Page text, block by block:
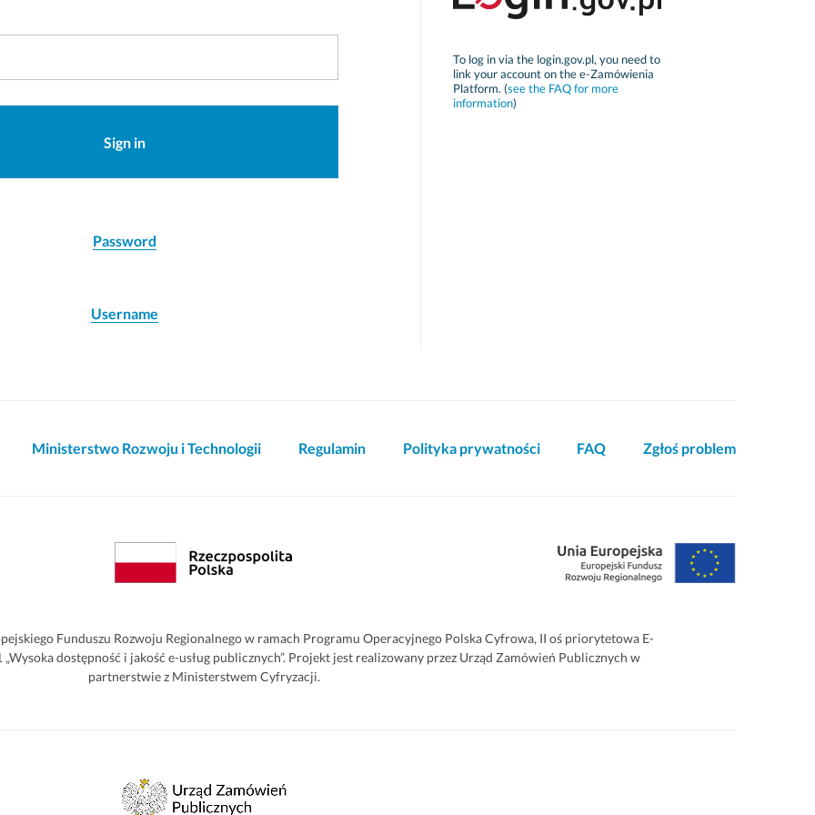
Sign in
Password
Username
To log in via the login.gov.pl, you need to
link your account on the e-Zamówienia
Platform. (see the FAQ for more
information)
Ministerstwo Rozwoju i Technologii Regulamin Polityka prywatności FAQ Zgłoś problem
Funduszu Rozwoju Regionalnego w ramach Programu Operacyjnego Polska Cyfrowa, II oś priorytetowa E-
dostępność i jakość e-usług publicznych”. Projekt jest realizowany przez Urząd Zamówień Publicznych w
partnerstwie z Ministerstwem Cyfryzacji.